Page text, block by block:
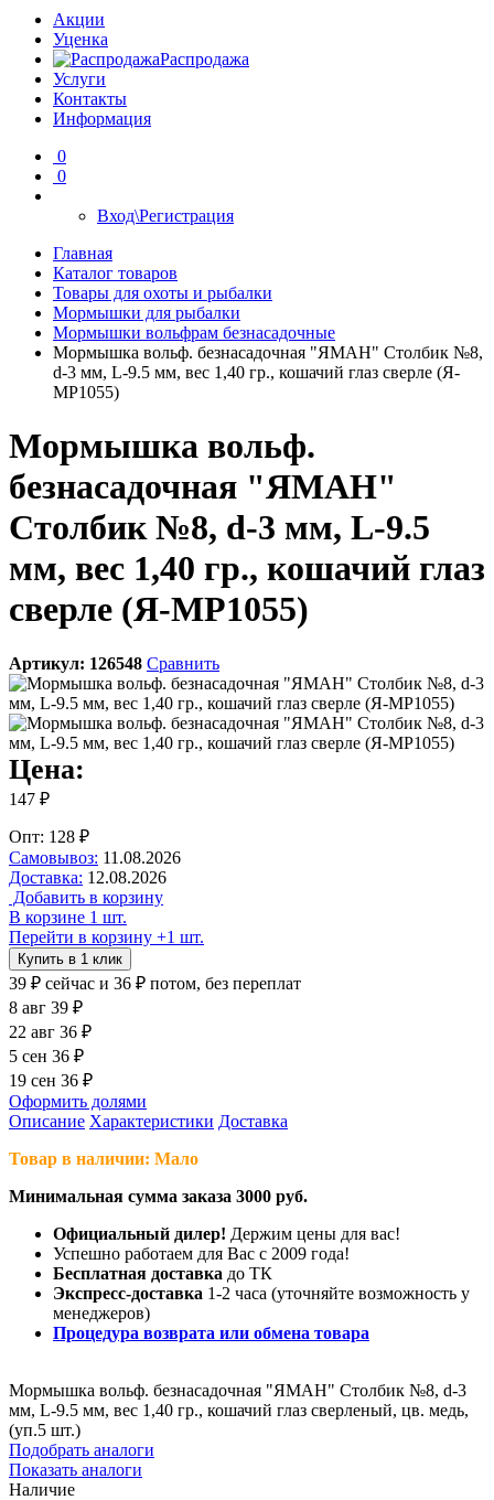
Акции
Уценка
Распродажа
Услуги
Контакты
Информация
0
0
Вход\Регистрация
Главная
Каталог товаров
Товары для охоты и рыбалки
Мормышки для рыбалки
Мормышки вольфрам безнасадочные
Мормышка вольф. безнасадочная "ЯМАН" Столбик №8,
d-3 мм, L-9.5 мм, вес 1,40 гр., кошачий глаз сверле (Я-
МР1055)
Мормышка вольф.
безнасадочная "ЯМАН"
Столбик №8, d-3 мм, L-9.5
мм, вес 1,40 гр., кошачий глаз
сверле (Я-МР1055)
Артикул: 126548 Сравнить
Цена:
147 ₽
Опт: 128 ₽
Самовывоз: 11.08.2026
Доставка: 12.08.2026
Добавить в корзину
В корзине 1 шт.
Перейти в корзину +1 шт.
Купить в 1 клик
39 ₽ сейчас и 36 ₽ потом, без переплат
8 авг 39 ₽
22 авг 36 ₽
5 сен 36 ₽
19 сен 36 ₽
Оформить долями
Описание Характеристики Доставка
Товар в наличии: Мало
Минимальная сумма заказа 3000 руб.
Официальный дилер! Держим цены для вас!
Успешно работаем для Вас с 2009 года!
Бесплатная доставка до ТК
Экспресс-доставка 1-2 часа (уточняйте возможность у
менеджеров)
Процедура возврата или обмена товара
Мормышка вольф. безнасадочная "ЯМАН" Столбик №8, d-3
мм, L-9.5 мм, вес 1,40 гр., кошачий глаз сверленый, цв. медь,
(уп.5 шт.)
Подобрать аналоги
Показать аналоги
Наличие